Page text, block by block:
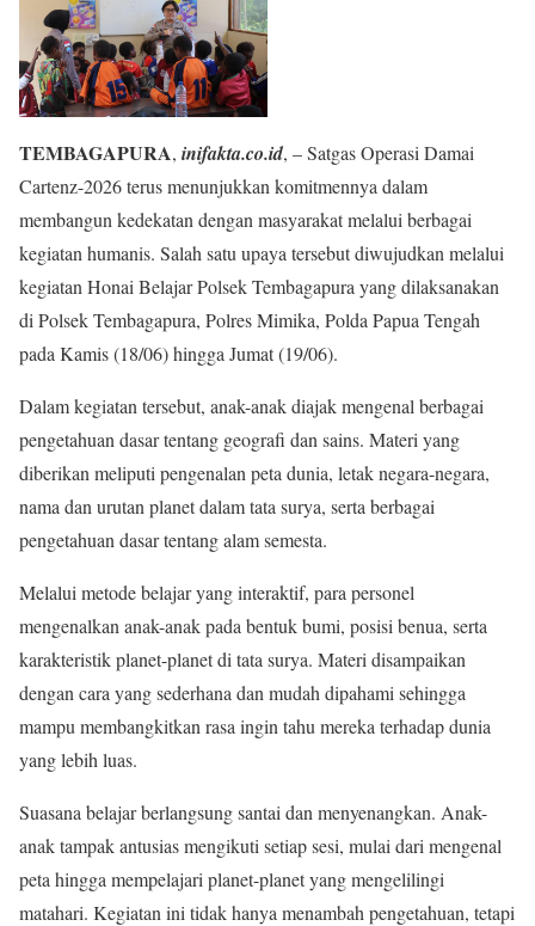
TEMBAGAPURA, inifakta.co.id, – Satgas Operasi Damai
Cartenz-2026 terus menunjukkan komitmennya dalam
membangun kedekatan dengan masyarakat melalui berbagai
kegiatan humanis. Salah satu upaya tersebut diwujudkan melalui
kegiatan Honai Belajar Polsek Tembagapura yang dilaksanakan
di Polsek Tembagapura, Polres Mimika, Polda Papua Tengah
pada Kamis (18/06) hingga Jumat (19/06).
Dalam kegiatan tersebut, anak-anak diajak mengenal berbagai
pengetahuan dasar tentang geografi dan sains. Materi yang
diberikan meliputi pengenalan peta dunia, letak negara-negara,
nama dan urutan planet dalam tata surya, serta berbagai
pengetahuan dasar tentang alam semesta.
Melalui metode belajar yang interaktif, para personel
mengenalkan anak-anak pada bentuk bumi, posisi benua, serta
karakteristik planet-planet di tata surya. Materi disampaikan
dengan cara yang sederhana dan mudah dipahami sehingga
mampu membangkitkan rasa ingin tahu mereka terhadap dunia
yang lebih luas.
Suasana belajar berlangsung santai dan menyenangkan. Anak-
anak tampak antusias mengikuti setiap sesi, mulai dari mengenal
peta hingga mempelajari planet-planet yang mengelilingi
matahari. Kegiatan ini tidak hanya menambah pengetahuan, tetapi